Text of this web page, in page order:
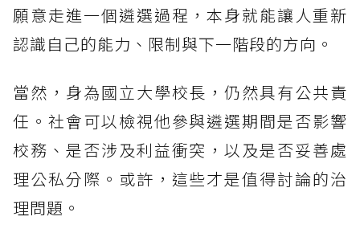
願意走進一個遴選過程，本身就能讓人重新
認識自己的能力、限制與下一階段的方向。
當然，身為國立大學校長，仍然具有公共責
任。社會可以檢視他參與遴選期間是否影響
校務、是否涉及利益衝突，以及是否妥善處
理公私分際。或許，這些才是值得討論的治
理問題。